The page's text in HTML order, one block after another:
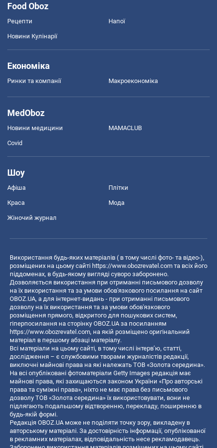
Food Oboz
Рецепти Напої
Новини Кулінарії
Економіка
Ринки та компанії Макроекономіка
MedOboz
Новини медицини MAMACLUB
Covid
Шоу
Афіша Плітки
Краса Мода
Жіночий журнал
Використання будь-яких матеріалів ( в тому числі фото- та відео-),
розміщених на цьому сайті https://www.obozrevatel.com та всіх його
піддоменах, в будь-якому вигляді суворо заборонено.
Дозволяється використання при отриманні письмового дозволу
на їх використання та за умови обов'язкового посилання на сайт
OBOZ.UA, а для інтернет-видань - при отриманні письмового
дозволу на їх використання та за умови обов'язкового
розміщення прямого, відкритого для пошукових систем,
гіперпосилання на сторінку OBOZ.UA за посиланням
https://www.obozrevatel.com, на якій розміщено оригінальний
матеріал в першому абзаці матеріалу.
Всі матеріали на цьому сайті, в тому числі інтерв’ю, статті,
дослідження – є службовими творами журналістів редакції,
виключні майнові права на які належать ТОВ «Золота середина».
На всі опубліковані фотоматеріали Getty Images редакція має
майнові права, які захищаються законом України «Про авторські
права та суміжні права», ніхто не має права без письмового
дозволу ТОВ «Золота середина» їх використовувати, вони не
підлягають подальшому відтворенню, перекладу, поширенню в
будь-якій формі.
Редакція OBOZ.UA може не поділяти точку зору, викладену в
авторському матеріалі. За достовірність інформації, опублікованої
в рекламних матеріалах, відповідальність несе рекламодавець.